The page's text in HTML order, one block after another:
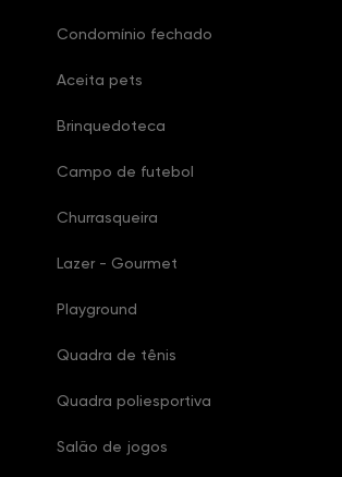
Condomínio fechado
Aceita pets
Brinquedoteca
Campo de futebol
Churrasqueira
Lazer - Gourmet
Playground
Quadra de tênis
Quadra poliesportiva
Salão de jogos